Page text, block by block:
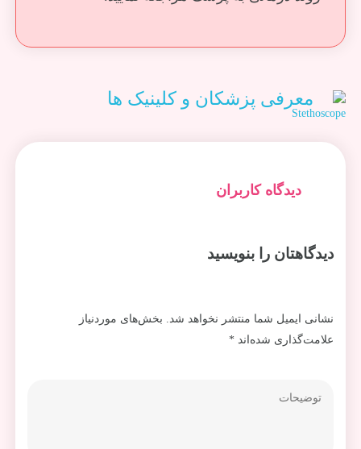
معرفی پزشکان و کلینیک ها
دیدگاه کاربران
دیدگاهتان را بنویسید
نشانی ایمیل شما منتشر نخواهد شد. بخش‌های موردنیاز
علامت‌گذاری شده‌اند*